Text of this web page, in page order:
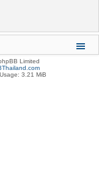
Limited
3.21 MiB